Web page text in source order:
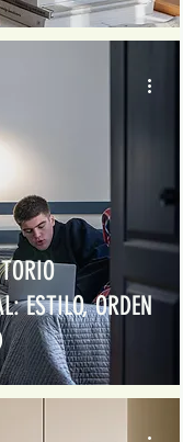
ESTILO, ORDEN